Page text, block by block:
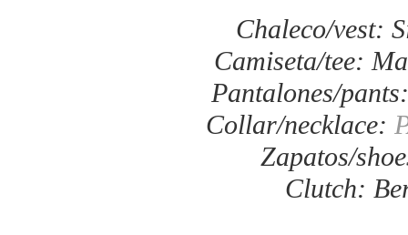
Chaleco/vest:
Camiseta/tee:
Pantalones/
Collar/necklace:
Zapatos/
Clutch: